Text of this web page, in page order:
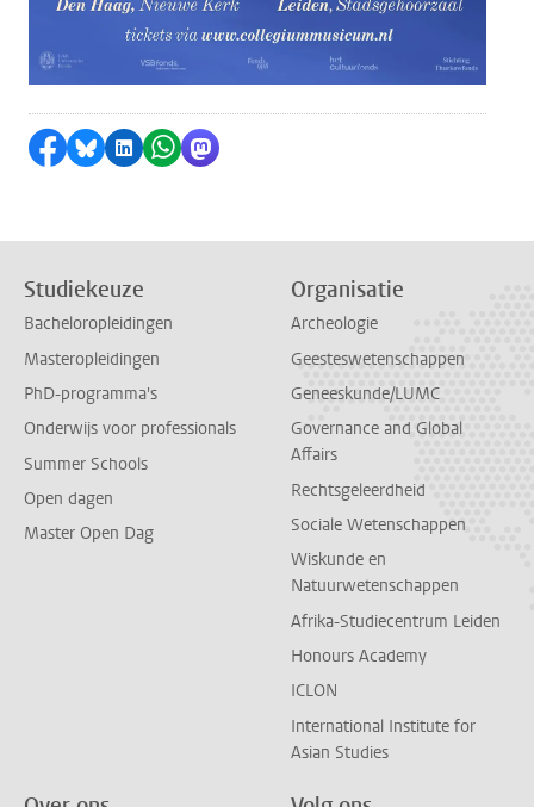
Delen op Facebook
Delen via Bluesky
Delen op LinkedIn
Delen via WhatsApp
Delen via Mastodon
Studiekeuze
Bacheloropleidingen
Masteropleidingen
PhD-programma's
Onderwijs voor professionals
Summer Schools
Open dagen
Master Open Dag
Organisatie
Archeologie
Geesteswetenschappen
Geneeskunde/LUMC
Governance and Global
Affairs
Rechtsgeleerdheid
Sociale Wetenschappen
Wiskunde en
Natuurwetenschappen
Afrika-Studiecentrum Leiden
Honours Academy
ICLON
International Institute for
Asian Studies